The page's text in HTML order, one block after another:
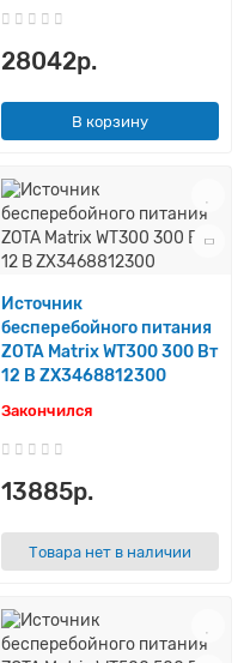
28042р.
В корзину
Источник
бесперебойного питания
ZOTA Matrix WT300 300 Вт
12 В ZX3468812300
Закончился
13885р.
Товара нет в наличии